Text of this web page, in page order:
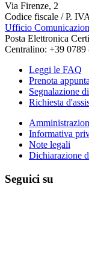
Via Firenze, 2
Codice fiscale / P.
Ufficio
Posta Elettronica
Centralino: +39 0789
Leggi le FAQ
Prenota
Segnalazione
Richiesta
Informativa
Note legali
Dichiarazione
Seguici su